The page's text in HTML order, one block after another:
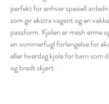
perfekt for enhver spesiell
som gir ekstra vagant og en
passform. Kjolen er mesh erme
en sommerfugl forlengelse for
eller hverdag kjole for barn som
og bredt skjørt.